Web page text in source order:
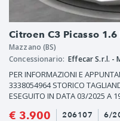
Citroen C3 Picasso
Mazzano (BS)
Concessionario: Effecar S.r.l. -
PER INFORMAZIONI E
3338054964 STORICO
ESEGUITO IN DATA 03/2025 A
€ 3.900
6/
206107